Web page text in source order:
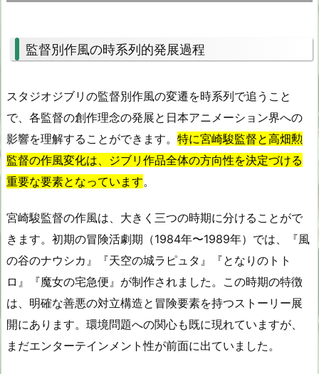
監督別作風の時系列的発展過程
スタジオジブリの監督別作風の変遷を時系列で追うこと
で、各監督の創作理念の発展と日本アニメーション界への
影響を理解することができます。 特に宮崎駿監督と高畑勲
監督の作風変化は、ジブリ作品全体の方向性を決定づける
重要な要素となっています。
宮崎駿監督の作風は、大きく三つの時期に分けることがで
きます。初期の冒険活劇期（1984年〜1989年）では、『風
の谷のナウシカ』『天空の城ラピュタ』『となりのトト
ロ』『魔女の宅急便』が制作されました。この時期の特徴
は、明確な善悪の対立構造と冒険要素を持つストーリー展
開にあります。環境問題への関心も既に現れていますが、
まだエンターテインメント性が前面に出ていました。